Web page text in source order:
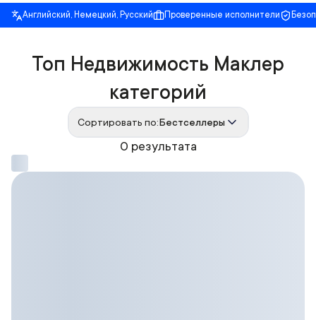
Английский, Немецкий, Русский Проверенные исполнители
0 результата
Топ Недвижимость Маклер
категорий
Сортировать по:Бестселлеры